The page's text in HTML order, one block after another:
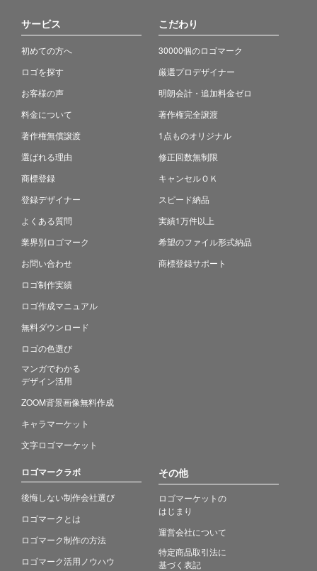
サービス
初めての方へ
ロゴを探す
お客様の声
料金について
著作権無償譲渡
選ばれる理由
商標登録
登録デザイナー
よくある質問
業界別ロゴマーク
お問い合わせ
ロゴ制作実績
ロゴ作成マニュアル
無料ダウンロード
ロゴの色選び
マンガでわかる
デザイン活用
ZOOM背景画像無料作成
キャラマーケット
文字ロゴマーケット
こだわり
30000個のロゴマーク
厳選プロデザイナー
明朗会計・追加料金ゼロ
著作権完全譲渡
1点ものオリジナル
修正回数無制限
キャンセルＯＫ
スピード納品
実績1万件以上
希望のファイル形式納品
商標登録サポート
ロゴマークラボ
後悔しない制作会社選び
ロゴマークとは
ロゴマーク制作の方法
ロゴマーク活用ノウハウ
その他
ロゴマーケットの
はじまり
運営会社について
特定商品取引法に
基づく表記